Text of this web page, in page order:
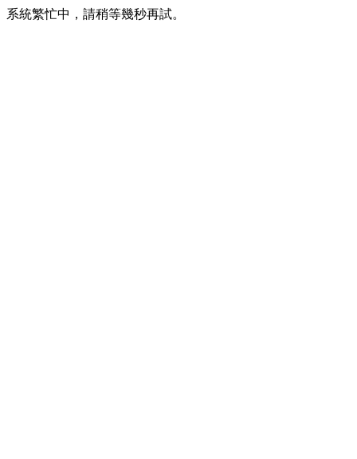
系統繁忙中，請稍等幾秒再試。